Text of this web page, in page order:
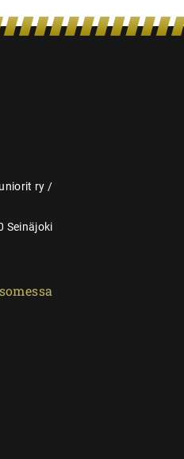
ry /
Seinäjoki